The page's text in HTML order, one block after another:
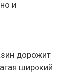
и
дорожит
широкий